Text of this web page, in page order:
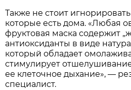
Также не стоит
которые есть дома. «Любая
фруктовая маска содержит
антиоксиданты в виде
который обладает
стимулирует
ее клеточное дыхание», —
специалист.